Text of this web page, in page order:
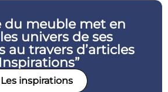
du meuble met en
univers de ses
au travers d’articles
Les inspirations